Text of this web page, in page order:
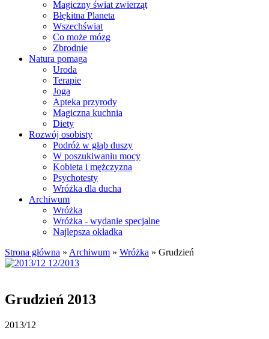
Magiczny świat zwierząt
Błękitna Planeta
Wszechświat
Co może mózg
Zbrodnie
Natura pomaga
Uroda
Terapie
Joga
Apteka przyrody
Magiczna kuchnia
Diety
Rozwój osobisty
Podróż w głąb duszy
W poszukiwaniu mocy
Kobieta i mężczyzna
Psychotesty
Wróżka dla ducha
Archiwum
Wróżka
Wróżka - wydanie specjalne
Najlepsza okładka
Strona główna » Archiwum » Wróżka » Grudzień
Grudzień 2013
2013/12